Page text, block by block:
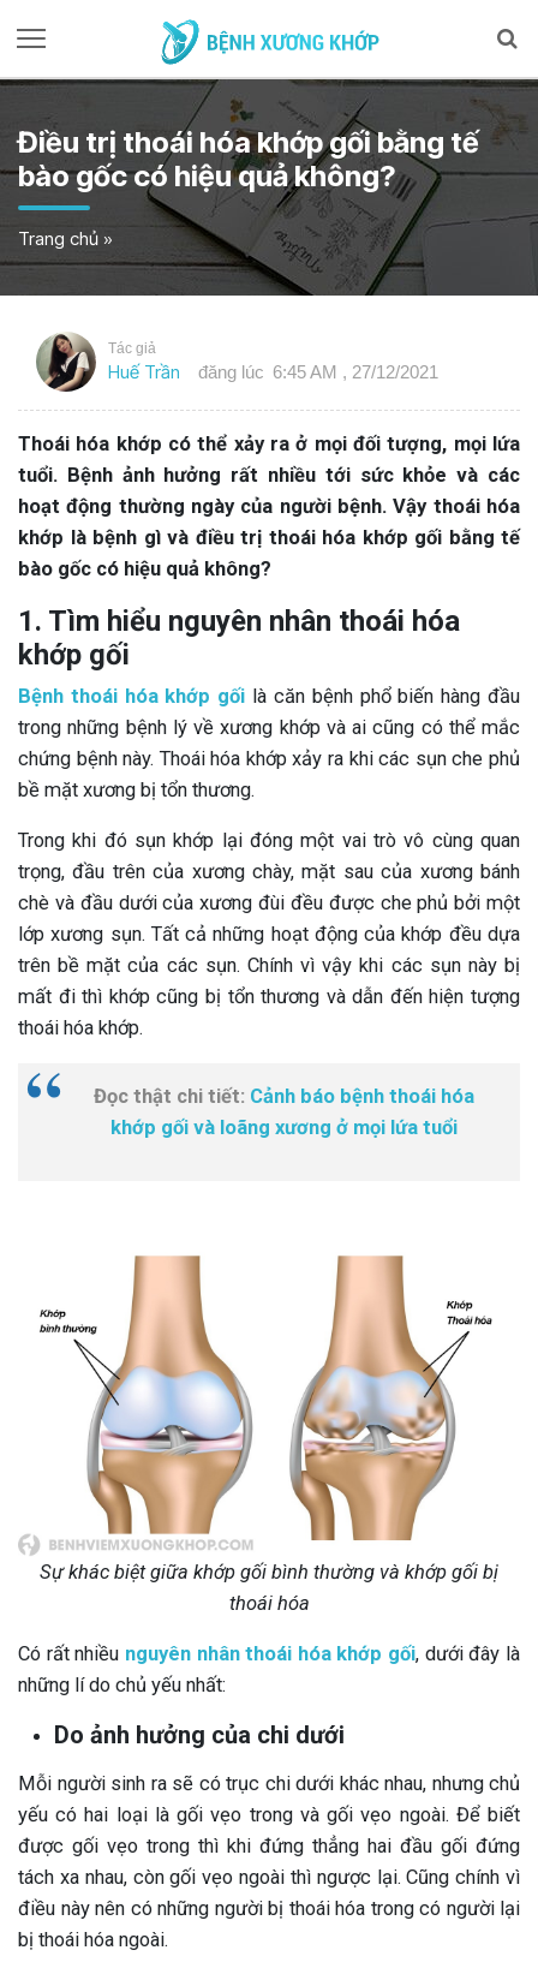
Điều trị thoái hóa khớp gối bằng tế
bào gốc có hiệu quả không?
Trang chủ »
Tác giả
Huế Trần đăng lúc 6:45 AM , 27/12/2021
Thoái hóa khớp có thể xảy ra ở mọi đối tượng, mọi lứa
tuổi. Bệnh ảnh hưởng rất nhiều tới sức khỏe và các
hoạt động thường ngày của người bệnh. Vậy thoái hóa
khớp là bệnh gì và điều trị thoái hóa khớp gối bằng tế
bào gốc có hiệu quả không?
1. Tìm hiểu nguyên nhân thoái hóa
khớp gối
Bệnh thoái hóa khớp gối là căn bệnh phổ biến hàng đầu
trong những bệnh lý về xương khớp và ai cũng có thể mắc
chứng bệnh này. Thoái hóa khớp xảy ra khi các sụn che phủ
bề mặt xương bị tổn thương.
Trong khi đó sụn khớp lại đóng một vai trò vô cùng quan
trọng, đầu trên của xương chày, mặt sau của xương bánh
chè và đầu dưới của xương đùi đều được che phủ bởi một
lớp xương sụn. Tất cả những hoạt động của khớp đều dựa
trên bề mặt của các sụn. Chính vì vậy khi các sụn này bị
mất đi thì khớp cũng bị tổn thương và dẫn đến hiện tượng
thoái hóa khớp.
Đọc thật chi tiết: Cảnh báo bệnh thoái hóa
khớp gối và loãng xương ở mọi lứa tuổi
Sự khác biệt giữa khớp gối bình thường và khớp gối bị
thoái hóa
Có rất nhiều nguyên nhân thoái hóa khớp gối, dưới đây là
những lí do chủ yếu nhất:
Do ảnh hưởng của chi dưới
Mỗi người sinh ra sẽ có trục chi dưới khác nhau, nhưng chủ
yếu có hai loại là gối vẹo trong và gối vẹo ngoài. Để biết
được gối vẹo trong thì khi đứng thẳng hai đầu gối đứng
tách xa nhau, còn gối vẹo ngoài thì ngược lại. Cũng chính vì
điều này nên có những người bị thoái hóa trong có người lại
bị thoái hóa ngoài.